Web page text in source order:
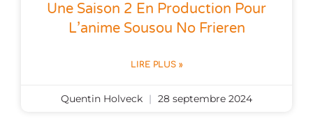
Une Saison 2 En Production Pour
L’anime Sousou No Frieren
LIRE PLUS »
Quentin Holveck 28 septembre 2024